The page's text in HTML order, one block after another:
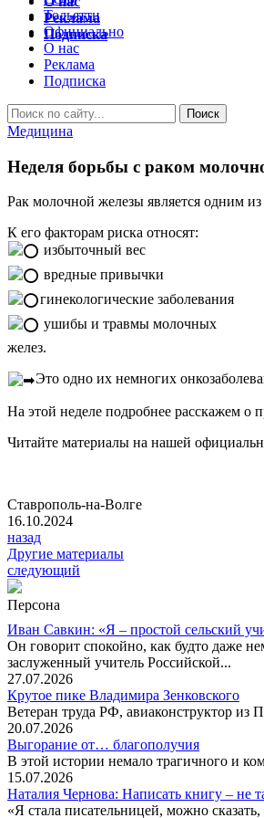
Тольятти
Официально
О нас
Реклама
Подписка
Медицина
Неделя борьбы с раком
Рак молочной железы является одним
К его факторам риска относят:
избыточный вес
вредные привычки
гинекологические заболевания
ушибы и травмы молочных
желез.
Это одно их немногих
На этой неделе подробнее расскажем о
Читайте материалы на нашей
Ставрополь-на-Волге
16.10.2024
назад
Другие материалы
следующий
Персона
Иван Савкин: «Я – простой сельский
Он говорит спокойно, как будто даже
заслуженный учитель Российской...
27.07.2026
Крутое пике Владимира Зенковского
Ветеран труда РФ, авиаконструктор из
20.07.2026
Выгорание от… благополучия
В этой истории немало трагичного и
15.07.2026
Наталия Чернова: Написать книгу – не
«Я стала писательницей, можно
Реклама
Подписка